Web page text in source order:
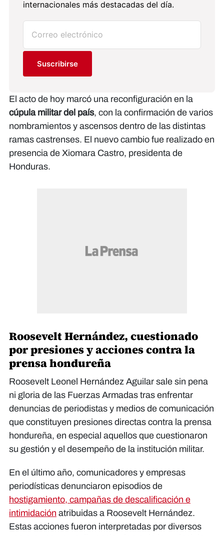
internacionales más destacadas del día.
Suscribirse
El acto de hoy marcó una reconfiguración en la
cúpula militar del país, con la confirmación de varios
nombramientos y ascensos dentro de las distintas
ramas castrenses. El nuevo cambio fue realizado en
presencia de Xiomara Castro, presidenta de
Honduras.
Roosevelt Hernández, cuestionado
por presiones y acciones contra la
prensa hondureña
Roosevelt Leonel Hernández Aguilar sale sin pena
ni gloria de las Fuerzas Armadas tras enfrentar
denuncias de periodistas y medios de comunicación
que constituyen presiones directas contra la prensa
hondureña, en especial aquellos que cuestionaron
su gestión y el desempeño de la institución militar.
En el último año, comunicadores y empresas
periodísticas denunciaron episodios de
hostigamiento, campañas de descalificación e
intimidación atribuidas a Roosevelt Hernández.
Estas acciones fueron interpretadas por diversos